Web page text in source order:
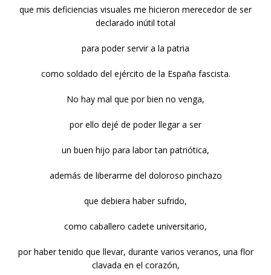
que mis deficiencias visuales me hicieron merecedor de ser
declarado inútil total
para poder servir a la patria
como soldado del ejército de la España fascista.
No hay mal que por bien no venga,
por ello dejé de poder llegar a ser
un buen hijo para labor tan patriótica,
además de liberarme del doloroso pinchazo
que debiera haber sufrido,
como caballero cadete universitario,
por haber tenido que llevar, durante varios veranos, una flor
clavada en el corazón,